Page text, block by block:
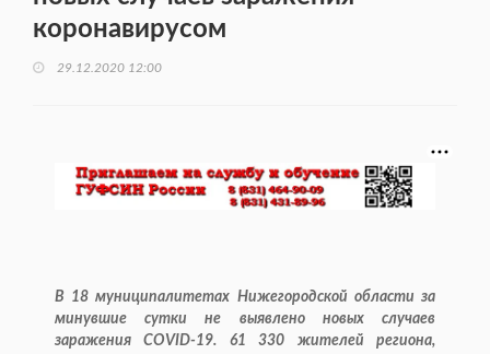
коронавирусом
29.12.2020 12:00
В 18 муниципалитетах Нижегородской области за
минувшие сутки не выявлено новых случаев
заражения COVID-19. 61 330 жителей региона,